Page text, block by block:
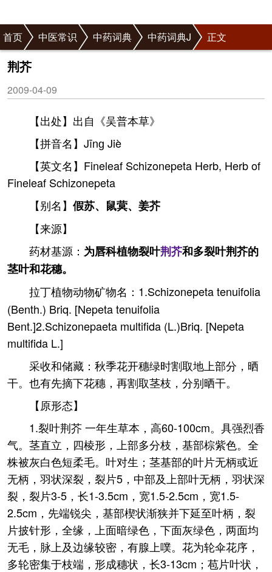
首页 中医常识 中药词典 中药词典J 正文
荆芥
2009-04-09
【出处】出自《吴普本草》
【拼音名】Jīnɡ Jiè
【英文名】Fineleaf Schizonepeta Herb, Herb of
Fineleaf Schizonepeta
【别名】 假苏、鼠蓂、姜芥
【来源】
药材基源： 为唇科植物裂叶荆芥和多裂叶荆芥的
茎叶和花穗。
拉丁植物动物矿物名：1.Schizonepeta tenuifolia
(Benth.) Briq. [Nepeta tenuifolia
Bent.]2.Schizonepaeta multifida (L.)Briq. [Nepeta
multifida L.]
采收和储藏：秋季花开穗绿时割取地上部分，晒
干。也有先摘下花穗，再割取茎枝，分别晒干。
【原形态】
1.裂叶荆芥 一年生草本，高60-100cm。具强烈香
气。茎直立，四棱形，上部多分枝，基部棕紫色。全
株被灰白色短柔毛。叶对生；茎基部的叶片无柄或近
无柄，羽状深裂，裂片5，中部及上部叶无柄，羽状深
裂，裂片3-5，长1-3.5cm，宽1.5-2.5cm，宽1.5-
2.5cm，先端锐尖，基部楔状渐狭并下延至叶柄，裂
片披针形，全缘，上面暗绿色，下面灰绿色，两面均
无毛，脉上及边缘较密，有腺上噗。花为轮伞花序，
多轮密集于枝端，形成穗状，长3-13cm；苞片叶状，